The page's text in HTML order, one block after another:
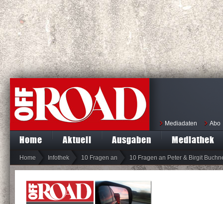
Mediadaten Abo
Home Aktuell Ausgaben Mediathek
Home Infothek 10 Fragen an 10 Fragen an Peter & Birgit